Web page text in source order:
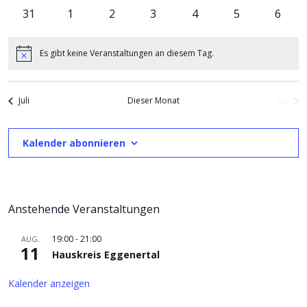
0
31
01
0
2
0
3
0
4
0
5
0
6
HinweisEs gibt keine Veranstaltungen an diesem Tag.
Juli Dieser Monat
Kalender abonnieren
Anstehende Veranstaltungen
AUG.
11
19:00-21:00
Hauskreis Eggenertal
Kalender anzeigen